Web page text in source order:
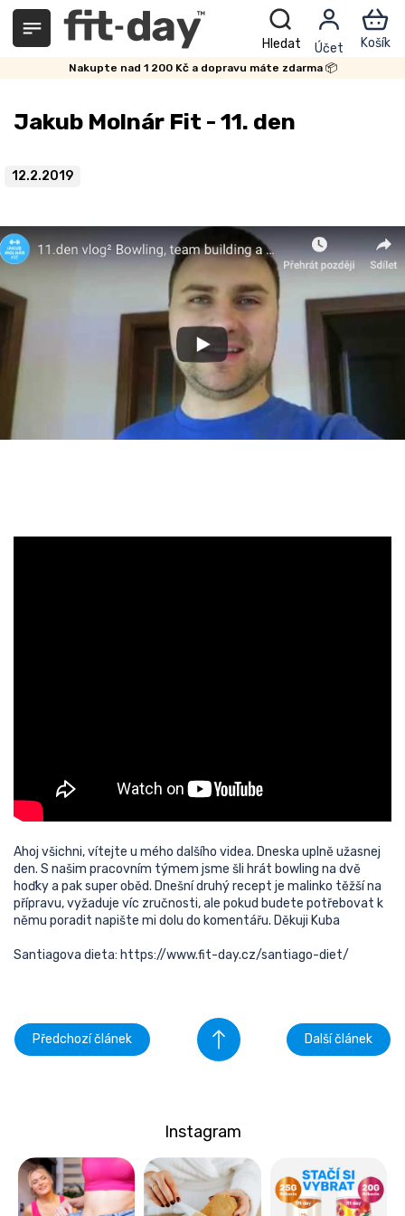
Přejít
obsah
Nakupte nad 1 200 Kč a dopravu máte zdarma 📦
Jakub Molnár Fit - 11. den
12.2.2019
Ahoj všichni, vítejte u mého dalšího videa. Dneska uplně užasnej
den. S našim pracovním týmem jsme šli hrát bowling na dvě
hoďky a pak super oběd. Dnešní druhý recept je malinko těžší na
přípravu, vyžaduje víc zručnosti, ale pokud budete potřebovat k
němu poradit napište mi dolu do komentářu. Děkuji Kuba
Santiagova dieta: https://www.fit-day.cz/santiago-diet/
Předchozí článek Další článek
Instagram